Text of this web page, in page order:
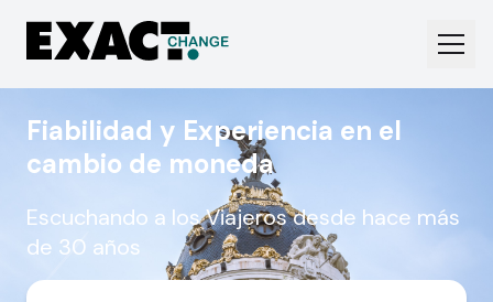
Fiabilidad y Experiencia en el
cambio de moneda
Escuchando a los Viajeros desde hace más
de 30 años